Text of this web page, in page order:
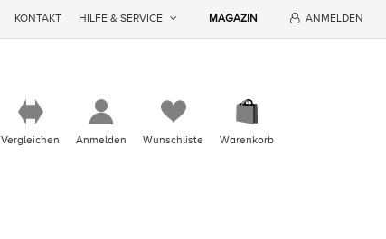
KONTAKT HILFE & SERVICE MAGAZIN ANMELDEN
Vergleichen Anmelden Wunschliste Warenkorb